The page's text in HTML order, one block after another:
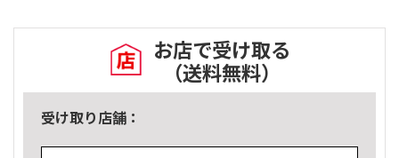
お店で受け取る
（送料無料）
受け取り店舗：